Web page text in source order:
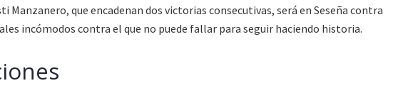
Manzanero, que encadenan dos victorias consecutivas, será en Seseña contra
incómodos contra el que no puede fallar para seguir haciendo historia.